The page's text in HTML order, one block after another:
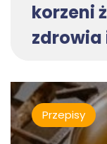
korzeni
zdrowia
Przepisy